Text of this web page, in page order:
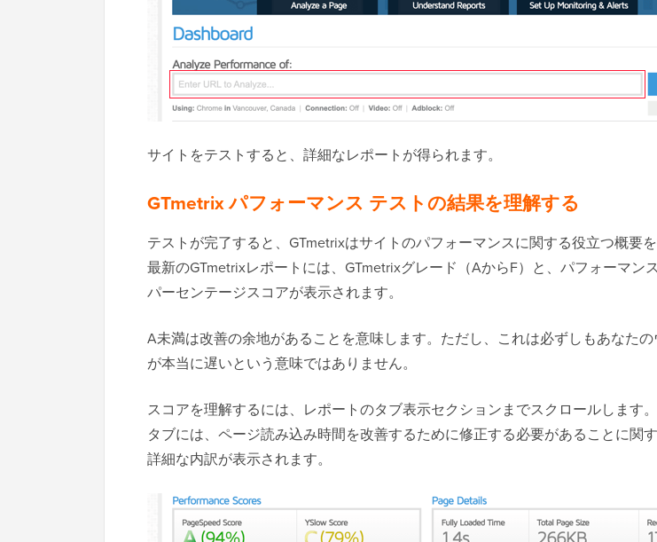
サイトをテストすると、詳細なレポートが得られます。
GTmetrix パフォーマンス テストの結果を理解する
テストが完了すると、GTmetrixはサイトのパフォーマンスに関する役立つ概要を
最新のGTmetrixレポートには、GTmetrixグレード（AからF）と、パフォーマン
パーセンテージスコアが表示されます。
A未満は改善の余地があることを意味します。ただし、これは必ずしもあなたの
が本当に遅いという意味ではありません。
スコアを理解するには、レポートのタブ表示セクションまでスクロールします。
タブには、ページ読み込み時間を改善するために修正する必要があることに関
詳細な内訳が表示されます。